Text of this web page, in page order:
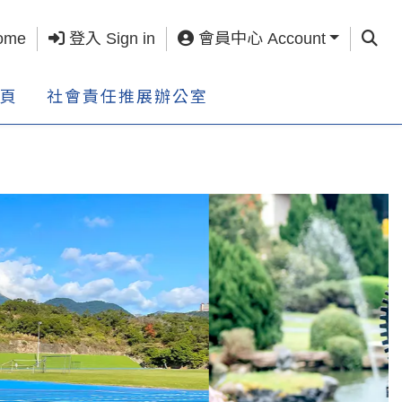
登入 Sign in 會員中心 Account 查詢
社會責任推展辦公室